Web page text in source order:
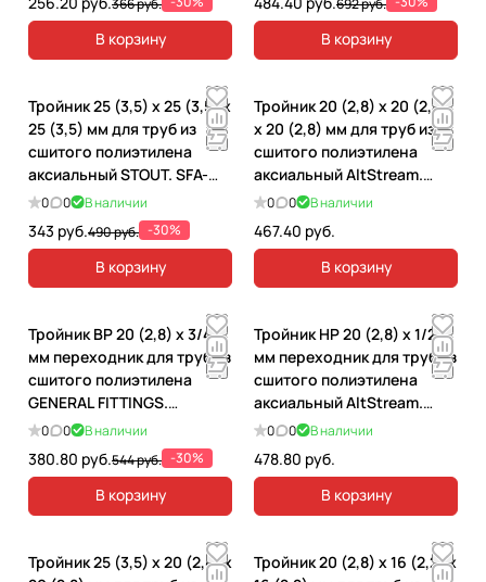
В корзину В корзину
Тройник 25 (3,5) х 25 (3,5) х
25 (3,5) мм для труб из
сшитого полиэтилена
аксиальный STOUT. SFA-
0013-000025
0 0 В наличии
343 руб.490 руб. -30%
В корзину
Тройник 20 (2,8) х 20 (2,8)
х 20 (2,8) мм для труб из
сшитого полиэтилена
аксиальный AltStream.
035040102
0 0 В наличии
467.40 руб.
В корзину
Тройник ВР 20 (2,8) x 3/4"
мм переходник для труб из
сшитого полиэтилена
GENERAL FITTINGS.
340012H052028A
0 0 В наличии
380.80 руб.544 руб. -30%
В корзину
Тройник НР 20 (2,8) х 1/2
мм переходник для труб из
сшитого полиэтилена
аксиальный AltStream.
035040603
0 0 В наличии
478.80 руб.
В корзину
Тройник 25 (3,5) х 20 (2,8) х
Тройник 20 (2,8) x 16 (2,2) x